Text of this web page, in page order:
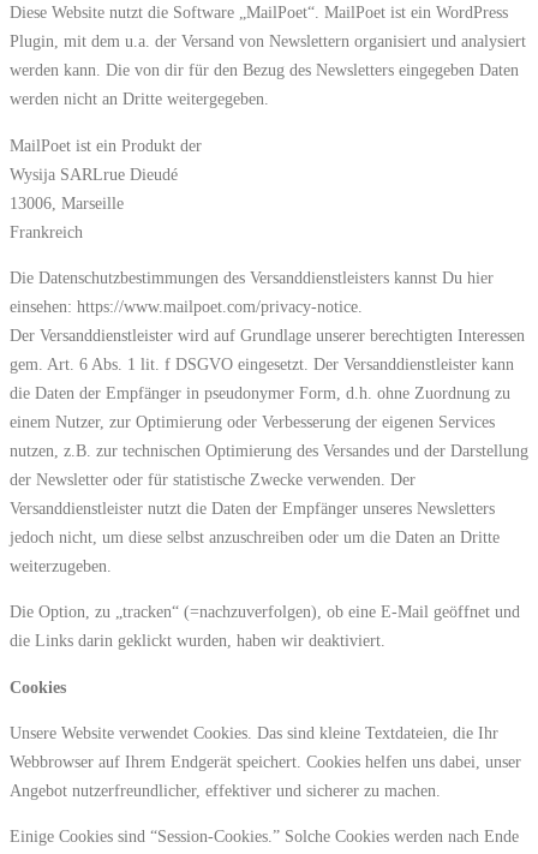
Diese Website nutzt die Software „MailPoet“. MailPoet ist ein WordPress
Plugin, mit dem u.a. der Versand von Newslettern organisiert und analysiert
werden kann. Die von dir für den Bezug des Newsletters eingegeben Daten
werden nicht an Dritte weitergegeben.
MailPoet ist ein Produkt der
Wysija SARLrue Dieudé
13006, Marseille
Frankreich
Die Datenschutzbestimmungen des Versanddienstleisters kannst Du hier
einsehen: https://www.mailpoet.com/privacy-notice.
Der Versanddienstleister wird auf Grundlage unserer berechtigten Interessen
gem. Art. 6 Abs. 1 lit. f DSGVO eingesetzt. Der Versanddienstleister kann
die Daten der Empfänger in pseudonymer Form, d.h. ohne Zuordnung zu
einem Nutzer, zur Optimierung oder Verbesserung der eigenen Services
nutzen, z.B. zur technischen Optimierung des Versandes und der Darstellung
der Newsletter oder für statistische Zwecke verwenden. Der
Versanddienstleister nutzt die Daten der Empfänger unseres Newsletters
jedoch nicht, um diese selbst anzuschreiben oder um die Daten an Dritte
weiterzugeben.
Die Option, zu „tracken“ (=nachzuverfolgen), ob eine E-Mail geöffnet und
die Links darin geklickt wurden, haben wir deaktiviert.
Cookies
Unsere Website verwendet Cookies. Das sind kleine Textdateien, die Ihr
Webbrowser auf Ihrem Endgerät speichert. Cookies helfen uns dabei, unser
Angebot nutzerfreundlicher, effektiver und sicherer zu machen.
Einige Cookies sind “Session-Cookies.” Solche Cookies werden nach Ende